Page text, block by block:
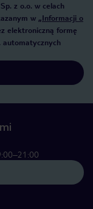
z o.o. w celach
w „Informacji o
elektroniczną formę
automatycznych